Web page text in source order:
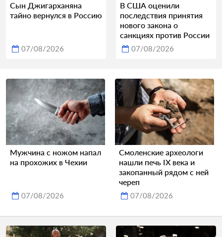
Сын Джигарханяна
тайно вернулся в Россию
07/08/2026
В США оценили
последствия принятия
нового закона о
санкциях против России
07/08/2026
Мужчина с ножом напал
на прохожих в Чехии
07/08/2026
Смоленские археологи
нашли печь IX века и
закопанный рядом с ней
череп
07/08/2026